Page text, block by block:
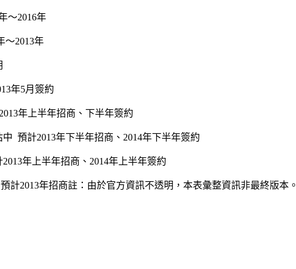
～2016年
～2013年
年5月簽約
2013年上半年招商、下半年簽約
中 預計2013年下半年招商、 2014年下半年簽約
2013年上半年招商、 2014年上半年簽約
預計2013年招商註：由於官方資訊不透明，本表彙整資訊非最終版本。